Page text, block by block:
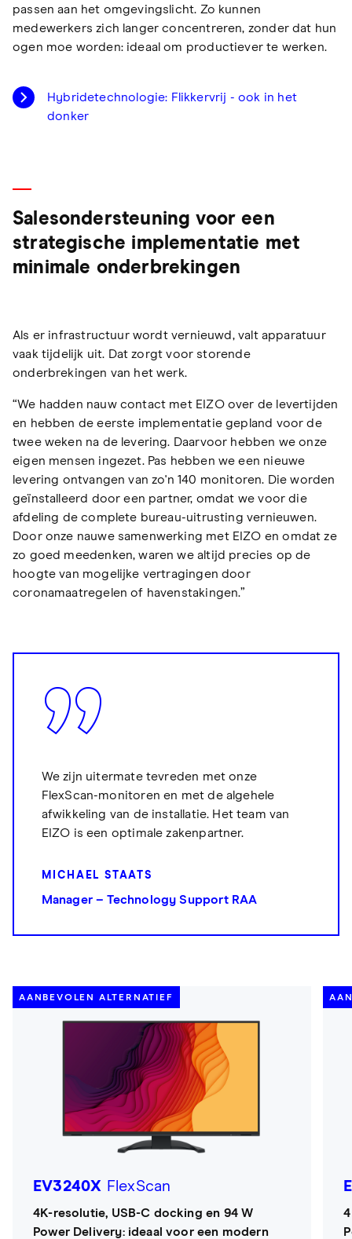
passen aan het omgevingslicht. Zo kunnen
medewerkers zich langer concentreren, zonder dat hun
ogen moe worden: ideaal om productiever te werken.
Hybridetechnologie: Flikkervrij - ook in het
donker
Salesondersteuning voor een
strategische implementatie met
minimale onderbrekingen
Als er infrastructuur wordt vernieuwd, valt apparatuur
vaak tijdelijk uit. Dat zorgt voor storende
onderbrekingen van het werk.
“We hadden nauw contact met EIZO over de levertijden
en hebben de eerste implementatie gepland voor de
twee weken na de levering. Daarvoor hebben we onze
eigen mensen ingezet. Pas hebben we een nieuwe
levering ontvangen van zo'n 140 monitoren. Die worden
geïnstalleerd door een partner, omdat we voor die
afdeling de complete bureau-uitrusting vernieuwen.
Door onze nauwe samenwerking met EIZO en omdat ze
zo goed meedenken, waren we altijd precies op de
hoogte van mogelijke vertragingen door
coronamaatregelen of havenstakingen.”
We zijn uitermate tevreden met onze
FlexScan-monitoren en met de algehele
afwikkeling van de installatie. Het team van
EIZO is een optimale zakenpartner.
MICHAEL STAATS
Manager – Technology Support RAA
AANBEVOLEN ALTERNATIEF
EV3240X FlexScan
4K-resolutie, USB-C docking en 94 W
Power Delivery: ideaal voor een modern